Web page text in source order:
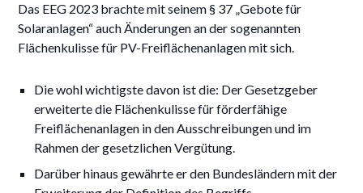
Das EEG 2023 brachte mit seinem § 37 „Gebote für
Solaranlagen“ auch Änderungen an der sogenannten
Flächenkulisse für PV-Freiflächenanlagen mit sich.
Die wohl wichtigste davon ist die: Der Gesetzgeber
erweiterte die Flächenkulisse für förderfähige
Freiflächenanlagen in den Ausschreibungen und im
Rahmen der gesetzlichen Vergütung.
Darüber hinaus gewährte er den Bundesländern mit der